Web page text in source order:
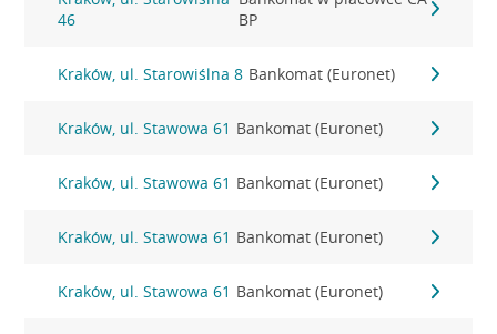
46
BP
Kraków, ul. Starowiślna 8 Bankomat (Euronet)
Kraków, ul. Stawowa 61 Bankomat (Euronet)
Kraków, ul. Stawowa 61 Bankomat (Euronet)
Kraków, ul. Stawowa 61 Bankomat (Euronet)
Kraków, ul. Stawowa 61 Bankomat (Euronet)